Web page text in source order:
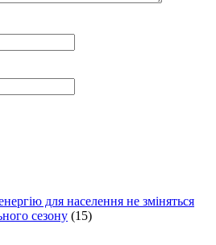
для населення не зміняться
сезону (15)